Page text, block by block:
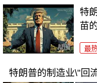
特
苗
最
特朗普的制造业\"回